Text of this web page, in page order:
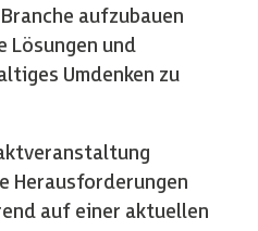
aufzubauen
Lösungen und
Umdenken zu
Herausforderungen
auf einer aktuellen